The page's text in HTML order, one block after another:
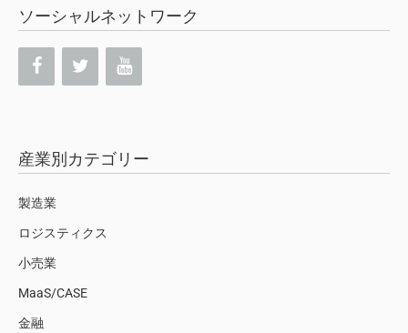
ソーシャルネットワーク
産業別カテゴリー
製造業
ロジスティクス
小売業
MaaS/CASE
金融